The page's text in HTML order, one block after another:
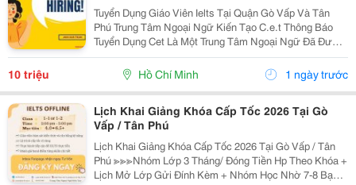
Tuyển Dụng Giáo Viên Ielts Tại Quận Gò Vấp Và Tân
Phú Trung Tâm Ngoại Ngữ Kiến Tạo C.e.t Thông Báo
Tuyển Dụng Cet Là Một Trung Tâm Ngoại Ngữ Đã Được
Thành Lập 16 Năm Chuyên Về Chương Trình Anh Văn
Học Thuật Ielts &Ndash; Toefl Ibt. Trung Tâm...
10 triệu Hồ Chí Minh 1 ngày trước
Lịch Khai Giảng Khóa Cấp Tốc 2026 Tại Gò
Vấp / Tân Phú
Lịch Khai Giảng Khóa Cấp Tốc 2026 Tại Gò Vấp / Tân
Phú ≫≫≫Nhóm Lớp 3 Tháng/ Đóng Tiền Hp Theo Khóa +
Lịch Mở Lớp Gửi Đính Kèm + Nhóm Học Nhờ 7-8 Bạn/